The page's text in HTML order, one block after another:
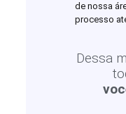
de nossa
processo
Dessa